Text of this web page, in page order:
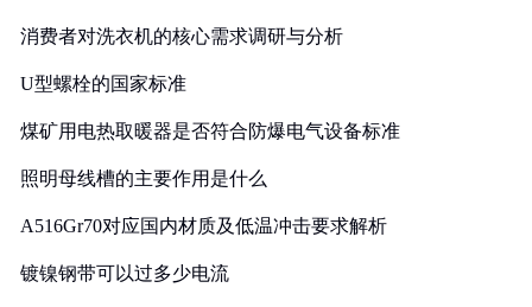
消费者对洗衣机的核心需求调研与分析
U型螺栓的国家标准
煤矿用电热取暖器是否符合防爆电气设备标准
照明母线槽的主要作用是什么
A516Gr70对应国内材质及低温冲击要求解析
镀镍钢带可以过多少电流